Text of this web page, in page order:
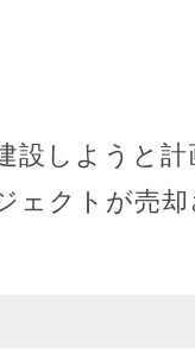
設しようと計
ェクトが売却